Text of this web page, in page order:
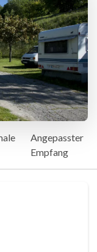
Angepasster
Empfang